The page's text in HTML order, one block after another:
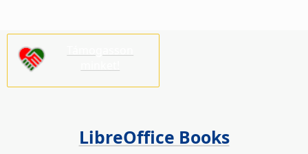
LibreOffice Books